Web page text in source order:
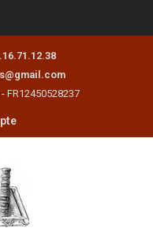
FR12450528237